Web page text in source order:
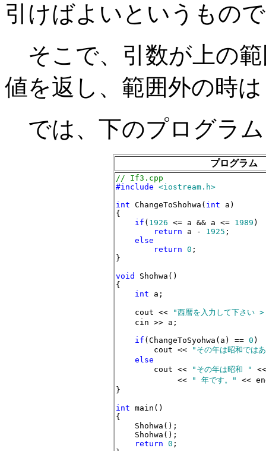
引けばよいというもの
そこで、引数が上の
値を返し、範囲外の時
では、下のプログラ
プログラム
// If3.cpp
#include <iostream.h>
int ChangeToShohwa( int a)
{
if ( 1926 <= a && a <= 1989 )
return a - 1925 ;
else
return 0 ;
}
void
Shohwa()
{
int a;
    cout <<
"西暦を入力して下さい
    cin >> a;
if (ChangeToSyohwa(a) == 0 )
        cout <<
"その年は昭和では
else
        cout <<
"その年は昭和 "
             <<
" 年です。"
<<
}
int main()
{
    Shohwa();
    Shohwa();
return 0 ;